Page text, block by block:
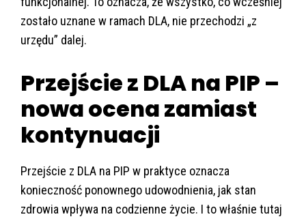
zostało uznane w ramach DLA, nie przechodzi „z
urzędu” dalej.
Przejście z DLA na PIP –
nowa ocena zamiast
kontynuacji
Przejście z DLA na PIP w praktyce oznacza
konieczność ponownego udowodnienia, jak stan
zdrowia wpływa na codzienne życie. I to właśnie tutaj